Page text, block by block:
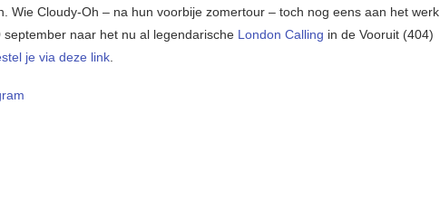
Wie Cloudy-Oh – na hun voorbije zomertour – toch nog eens aan het werk
september naar het nu al legendarische London Calling in de Vooruit (404)
je via deze link.